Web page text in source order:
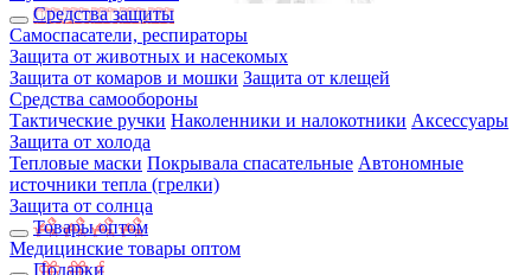
Средства защиты
Самоспасатели, респираторы
Защита от животных и насекомых
Защита от комаров и мошки Защита от клещей
Средства самообороны
Тактические ручки Наколенники и налокотники Аксессуары
Защита от холода
Тепловые маски Покрывала спасательные Автономные
источники тепла (грелки)
Защита от солнца
Товары оптом
Медицинские товары оптом
Подарки